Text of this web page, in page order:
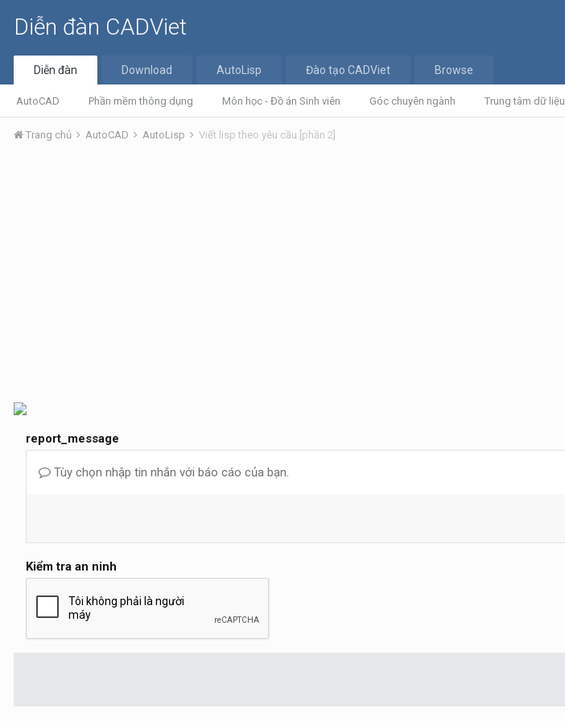
Diễn đàn CADViet
Diễn đàn
AutoCAD Phần mềm thông dụng Môn học - Đồ án Sinh viên Góc chuyên ngành Trung tâm dữ liệu
Download AutoLisp Đào tạo CADViet Browse
Trang chủ AutoCAD AutoLisp Viết lisp theo yêu cầu [phần 2]
report_message
Tùy chọn nhập tin nhắn với báo cáo của bạn.
Kiểm tra an ninh